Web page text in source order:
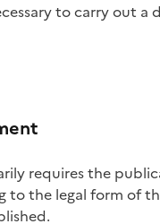
to carry out a
requires the
the legal form of